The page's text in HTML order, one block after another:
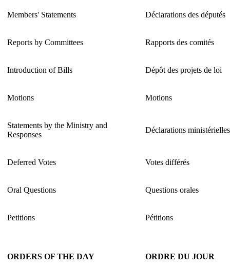
Members' Statements Déclarations des députés
Reports by Committees Rapports des comités
Introduction of Bills Dépôt des projets de loi
Motions Motions
Statements by the Ministry and
Responses
Déclarations
Deferred Votes Votes différés
Oral Questions Questions orales
Petitions Pétitions
ORDERS OF THE DAY ORDRE DU JOUR